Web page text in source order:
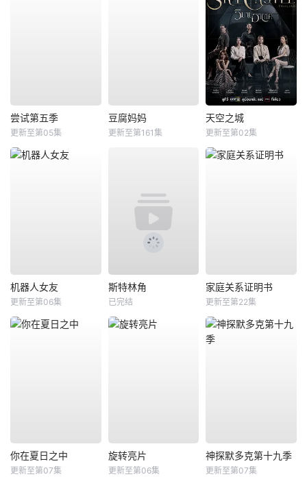
尝试第五季
更新至第05集
豆腐妈妈
更新至第161集
天空之城
更新至第02集
机器人女友
更新至第06集
斯特林角
已完结
家庭关系证明书
更新至第22集
你在夏日之中
更新至第07集
旋转亮片
更新至第06集
神探默多克第十九季
更新至第07集